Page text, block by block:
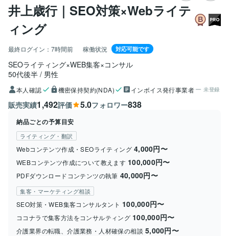
井上歳行｜SEO対策×Webライテ
ィング
最終ログイン： 7時間前 稼働状況 対応可能です
SEOライティング×WEB集客×コンサル
50代後半
男性
本人確認 機密保持契約(NDA) インボイス発行事業者 未登録
販売実績1,492評価 5.0フォロワー838
納品ごとの予算目安
ライティング・翻訳
Webコンテンツ作成・SEOライティング 4,000円〜
WEBコンテンツ作成について教えます 100,000円〜
PDFダウンロードコンテンツの執筆 40,000円〜
集客・マーケティング相談
SEO対策・WEB集客コンサルタント 100,000円〜
ココナラで集客方法をコンサルティング 100,000円〜
介護業界の転職、介護業務・人材確保の相談 5,000円〜